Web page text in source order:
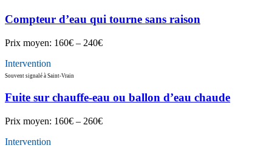
Compteur d’eau qui tourne sans raison
Prix moyen: 160€ – 240€
Intervention
Souvent signalé à Saint-Vrain
Fuite sur chauffe-eau ou ballon d’eau chaude
Prix moyen: 160€ – 260€
Intervention